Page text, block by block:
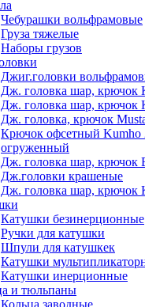
Чебурашки вольфрамовые
Груза тяжелые
Наборы грузов
Джиг.головки
Дж. головка шар, крючок
Дж. головка шар, крючок
Дж. головка, крючок
Крючок офсетный Kumho
огруженный
Дж. головка шар, крючок
Дж.головки крашеные
Дж. головка шар, крючок
Катушки безинерционные
Ручки для катушки
Шпули для катушкек
Катушки
Катушки инерционные
и тюльпаны
Кольца заводные